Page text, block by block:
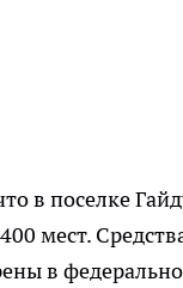
в поселке
мест.
в